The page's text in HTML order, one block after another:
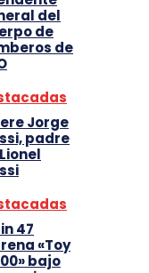
del
de
de
Jorge
padre
47
«Toy
bajo